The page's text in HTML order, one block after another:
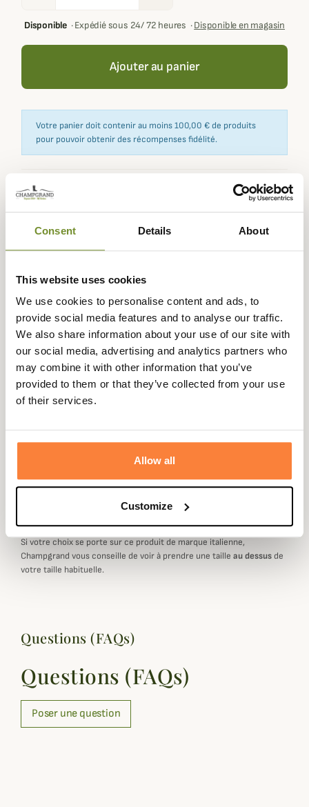
Consent Details About
This website uses cookies
We use cookies to personalise content and ads, to
provide social media features and to analyse our traffic.
We also share information about your use of our site with
our social media, advertising and analytics partners who
may combine it with other information that you’ve
provided to them or that they’ve collected from your use
of their services.
Allow all
Customize
Disponible·Expédié sous 24/ 72 heures ·Disponible en magasin
Ajouter au panier
Votre panier doit contenir au moins 100,00 € de produits
pour pouvoir obtenir des récompenses fidélité.
Expédié dans
la journée
Échange ou
retour sous
Paiement
sécurisé
Paiement en
3 fois dès 100
Description
Riserva vous propose un papier biodégradable jaune fluo
pour les conducteurs de chiens de sang.
Ce rouleau R2187 est complémentaire à la poche R1844
Marque Italienne : Choisir sa Taille
Si votre choix se porte sur ce produit de marque italienne,
Champgrand vous conseille de voir à prendre une taille au dessusde
votre taille habituelle.
Questions (FAQs)
Questions (FAQs)
Poser une question